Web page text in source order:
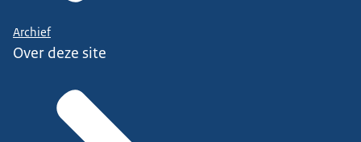
Archief
Over deze site